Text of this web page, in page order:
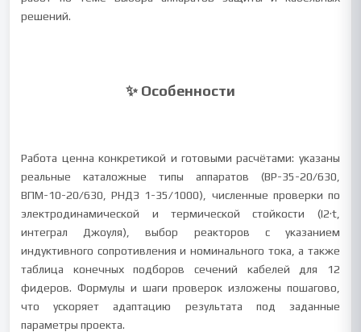
решений.
✨ Особенности
Работа ценна конкретикой и готовыми расчётами: указаны
реальные каталожные типы аппаратов (ВР-35-20/630,
ВПМ-10-20/630, РНДЗ 1-35/1000), численные проверки по
электродинамической и термической стойкости (I2·t,
интеграл Джоуля), выбор реакторов с указанием
индуктивного сопротивления и номинального тока, а также
таблица конечных подборов сечений кабелей для 12
фидеров. Формулы и шаги проверок изложены пошагово,
что ускоряет адаптацию результата под заданные
параметры проекта.